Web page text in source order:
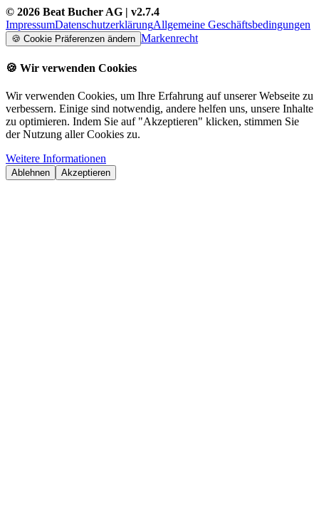
© 2026 Beat Bucher AG | v2.7.4
ImpressumDatenschutzerklärungAllgemeine Geschäftsbedingungen
🍪 Cookie Präferenzen ändern Markenrecht
🍪 Wir verwenden Cookies
Wir verwenden Cookies, um Ihre Erfahrung auf unserer Webseite zu
verbessern. Einige sind notwendig, andere helfen uns, unsere Inhalte
zu optimieren. Indem Sie auf "Akzeptieren" klicken, stimmen Sie
der Nutzung aller Cookies zu.
Weitere Informationen
Ablehnen Akzeptieren